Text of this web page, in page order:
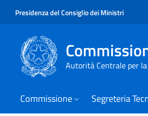
Presidenza del Consiglio dei Ministri
Autorità Centrale per
Commissione Segreteria